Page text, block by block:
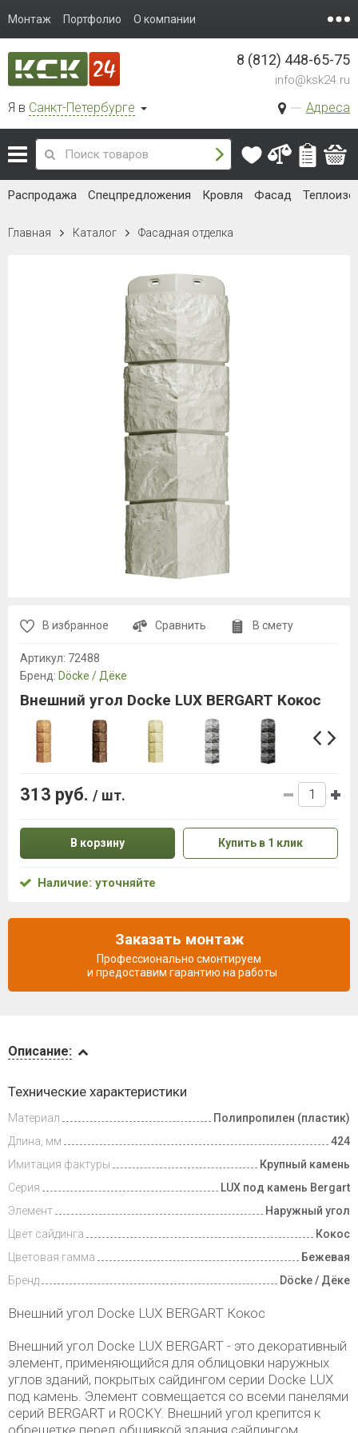
Монтаж Портфолио О компании
Я в Санкт-Петербурге Адреса
8 (812) 448-65-75
info@ksk24.ru
Распродажа Спецпредложения Кровля Фасад
Главная Каталог Фасадная отделка
и оплата
Описание:
Технические характеристики
Материал
Полипропилен (пластик)
Длина, мм
424
Имитация фактуры
Крупный камень
Серия
LUX под камень Bergart
Элемент
Наружный угол
Цвет сайдинга
Кокос
Цветовая гамма
Бежевая
Бренд
Döcke / Дёке
Внешний угол Docke LUX BERGART Кокос
Внешний угол Docke LUX BERGART - это декоративный
элемент, применяющийся для облицовки наружных
углов зданий, покрытых сайдингом серии Docke LUX
под камень. Элемент совмещается со всеми панелями
серий BERGART и ROCKY. Внешний угол крепится к
обрешетке перед обшивкой здания сайдингом.
В избранное Сравнить В смету
Артикул: 72488
Бренд: Döcke / Дёке
Внешний угол Docke LUX BERGART Кокос
313 руб. / шт.
В корзину Купить в 1 клик
Наличие: уточняйте
Заказать монтаж
Профессионально смонтируем
и предоставим гарантию на работы